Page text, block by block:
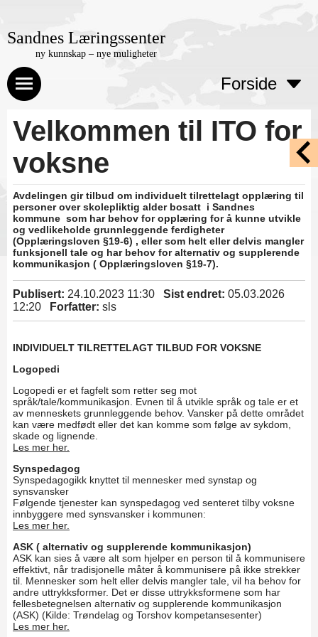
Sandnes Læringssenter
ny kunnskap – nye muligheter
Forside
Velkommen til ITO for
voksne
Avdelingen gir tilbud om individuelt tilrettelagt opplæring til
personer over skolepliktig alder bosatt i Sandnes
kommune som har behov for opplæring for å kunne utvikle
og vedlikeholde grunnleggende ferdigheter
(Opplæringsloven §19-6) , eller som helt eller delvis mangler
funksjonell tale og har behov for alternativ og supplerende
kommunikasjon ( Opplæringsloven §19-7).
Publisert: 24.10.2023 11:30 Sist endret: 05.03.2026
12:20
Forfatter: sls
INDIVIDUELT TILRETTELAGT TILBUD FOR VOKSNE
Logopedi
Logopedi er et fagfelt som retter seg mot
språk/tale/kommunikasjon. Evnen til å utvikle språk og tale er et
av menneskets grunnleggende behov. Vansker på dette området
kan være medfødt eller det kan komme som følge av sykdom,
skade og lignende.
Les mer her.
Synspedagog
Synspedagogikk knyttet til mennesker med synstap og
synsvansker
Følgende tjenester kan synspedagog ved senteret tilby voksne
innbyggere med synsvansker i kommunen:
Les mer her.
ASK ( alternativ og supplerende kommunikasjon)
ASK kan sies å være alt som hjelper en person til å kommunisere
effektivt, når tradisjonelle måter å kommunisere på ikke strekker
til. Mennesker som helt eller delvis mangler tale, vil ha behov for
andre uttrykksformer. Det er disse uttrykksformene som har
fellesbetegnelsen alternativ og supplerende kommunikasjon
(ASK) (Kilde: Trøndelag og Torshov kompetansesenter)
Les mer her.